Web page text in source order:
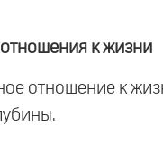
к жизни
отношение к